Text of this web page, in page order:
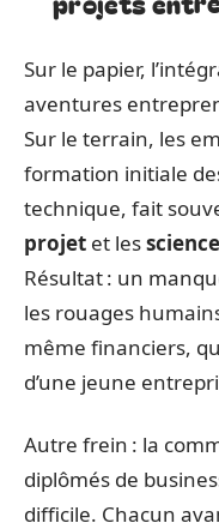
Sur le papier,
aventures
Sur le terrain, les
formation initiale
technique, fait
projet et les
Résultat : un
les rouages
même financiers,
d’une jeune
Autre frein : la
diplômés de
difficile. Chacun